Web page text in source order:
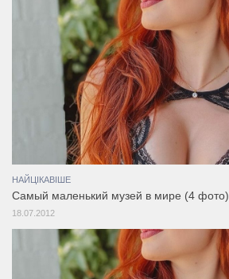
НАЙЦІКАВІШЕ
Самый маленький музей в мире (4 фото)
18.07.2012